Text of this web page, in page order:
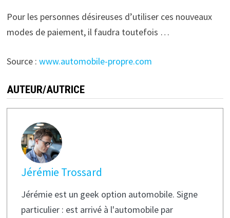
Pour les personnes désireuses d’utiliser ces nouveaux
modes de paiement, il faudra toutefois …
Source : www.automobile-propre.com
AUTEUR/AUTRICE
Jérémie Trossard
Jérémie est un geek option automobile. Signe
particulier : est arrivé à l'automobile par